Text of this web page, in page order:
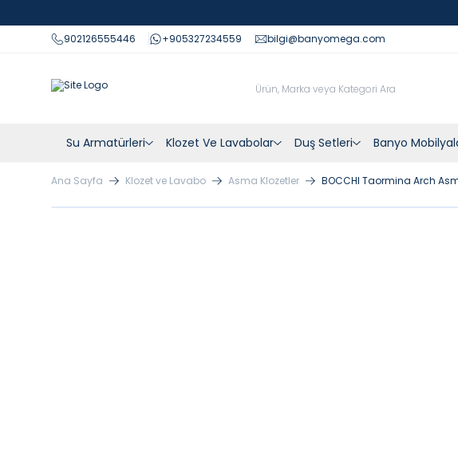
902126555446
+905327234559 bilgi@banyomega.com
Su Armatürleri Klozet Ve Lavabolar Duş Setleri Banyo
Ana Sayfa Klozet ve Lavabo Asma Klozetler BOCCHI Taormina Arch